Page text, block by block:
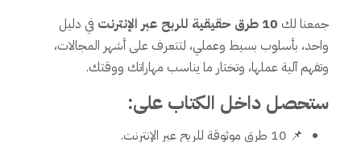
جمعنا لك 10 طرق حقيقية للربح عبر الإنترنت
في دليل
واحد، بأسلوب بسيط وعملي، لتتعرف على أشهر المجالات،
وتفهم آلية عملها، وتختار ما يناسب مهاراتك ووقتك.
ستحصل داخل الكتاب على:
📌 10 طرق موثوقة للربح عبر الإنترنت.